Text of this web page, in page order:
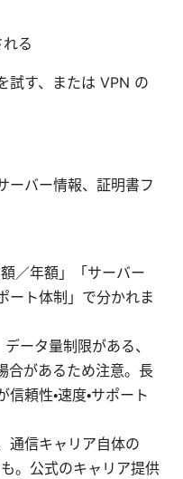
る
試す、または VPN の
ーバー情報、証明書フ
／年額」「サーバー
ート体制」で分かれま
ータ量制限がある、
合があるため注意。長
頼性・速度・サポート
通信キャリア自体の
。公式のキャリア提供